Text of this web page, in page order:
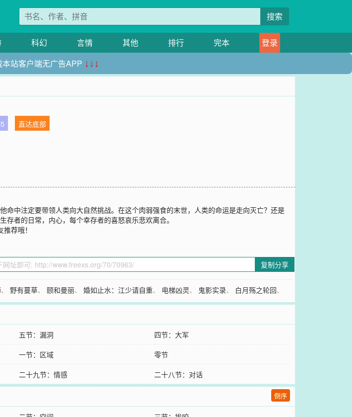
搜索
科幻 言情 其他 排行 完本
登录
站客户端无广告APP ↓↓↓
直达底部
中注定要带领人类向大自然挑战。在这个肉弱强食的末世，人类的命运是走向灭亡？还是
者的日常，内心，每个幸存者的喜怒哀乐悲欢离合。
荐哦！
复制分享
、 野有蔓草、 颐和曼丽、婚如止水：江少请自重、 电梯凶灵、 鬼影实录、 白月殇之轮回、
五节：漏洞
四节：大军
一节：区域
零节
二十九节：情感 二十八节：对话
倒序